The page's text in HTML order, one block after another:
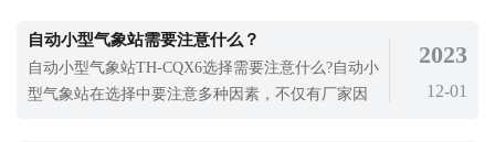
就会造成很严重的生命财产损失，所以对森林火险
的监测就很重要。天合环境森林火险监
自动小型气象站需要注意什么？
自动小型气象站TH-CQX6选择需要注意什么?自动小
型气象站在选择中要注意多种因素，不仅有厂家因
2023
12-01